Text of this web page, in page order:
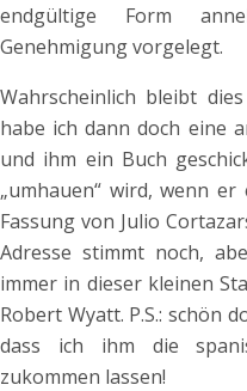
endgültige Form
Genehmigung vorgelegt.
Wahrscheinlich bleibt
habe ich dann doch eine
und ihm ein Buch
„umhauen“ wird, wenn
Fassung von Julio
Adresse stimmt noch,
immer in dieser kleinen
Robert Wyatt. P.S.: schön
dass ich ihm die
zukommen lassen!